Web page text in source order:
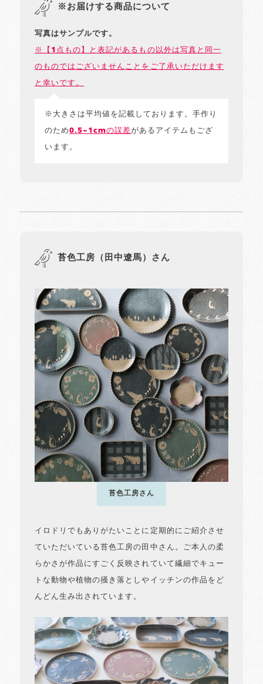
※お届けする商品について
写真はサンプルです。
※【1点もの】と表記があるもの以外は写真と同一
のものではございませんことをご了承いただけます
と幸いです。
※大きさは平均値を記載しております。手作り
のため0.5~1cmの誤差があるアイテムもござ
います。
苔色工房（田中遼馬）さん
苔色工房さん
イロドリでもありがたいことに定期的にご紹介させ
ていただいている苔色工房の田中さん。ご本人の柔
らかさが作品にすごく反映されていて繊細でキュー
トな動物や植物の掻き落としやイッチンの作品をど
んどん生み出されています。